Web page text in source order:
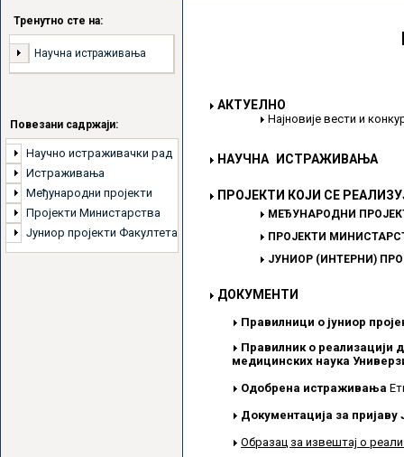
Тренутно сте на:
Научна истраживања
Повезани садржаји:
Научно истраживачки рад
Истраживања
Међународни пројекти
Пројекти Министарства
Јуниор пројекти Факултета
АКТУЕЛНО
Најновије вести и
НАУЧНА ИСТРАЖИВАЊА
ПРОЈЕКТИ КОЈИ СЕ
МЕЂУНАРОДНИ
ПРОЈЕКТИ
ЈУНИОР (ИНТЕРНИ)
ДОКУМЕНТИ
Правилници о јуниор
Правилник о реализацији
медицинских наука
Одобрена истраживања
Документација за
Образац за извештај о